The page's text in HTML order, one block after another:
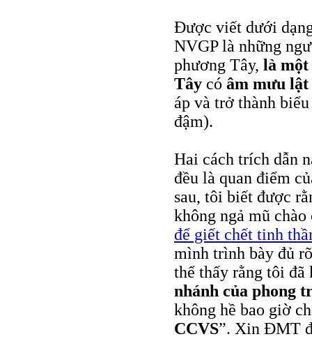
Được viết dưới
NVGP là những
phương Tây, là một
Tây có âm mưu lật
áp và trở thành
đậm).
Hai cách trích dẫn
đều là quan điểm
sau, tôi biết được
không ngả mũ
để giết chết tinh
mình trình bày đủ
thể thấy rằng tôi đã
nhánh của phong
không hề bao giờ
CCVS”. Xin ĐMT